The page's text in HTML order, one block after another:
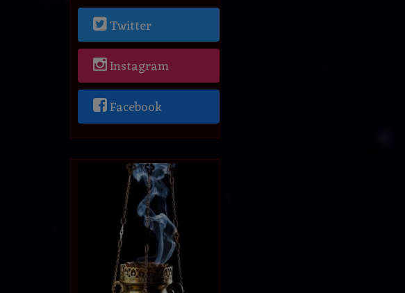
Twitter
Instagram
Facebook